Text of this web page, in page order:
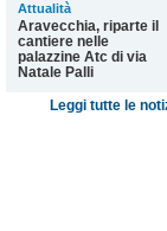
Attualità
Aravecchia, riparte il
cantiere nelle
palazzine Atc di via
Natale Palli
Leggi tutte le